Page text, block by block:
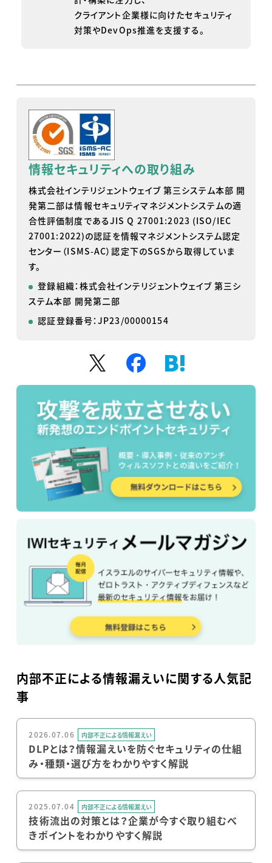
クライアント企業様に向けたセキュリティ
対策やDevOps推進を支援する。
情報セキュリティへの取り組み
株式会社インテリジェントウェイブ 第三システム本部 開
発第二部は情報セキュリティマネジメントシステムの適
合性評価制度であるJIS Q 27001:2023 (ISO/IEC
27001:2022)の認証を情報マネジメントシステム認定
センター（ISMS-AC）認定下のSGSから取得していま
す。
登録組織：株式会社インテリジェントウェイブ 第三シ
ステム本部 開発第二部
認証登録番号：JP23/00000154
内部不正による情報漏えいに関する人気記
事
2026.07.06 内部不正による情報漏えい
DLPとは？情報漏えいを防ぐセキュリティの仕組
み・種類・選び方をわかりやすく解説
2025.07.04 内部不正による情報漏えい
技術流出の対策とは？企業が今すぐ取り組むべ
きポイントをわかりやすく解説